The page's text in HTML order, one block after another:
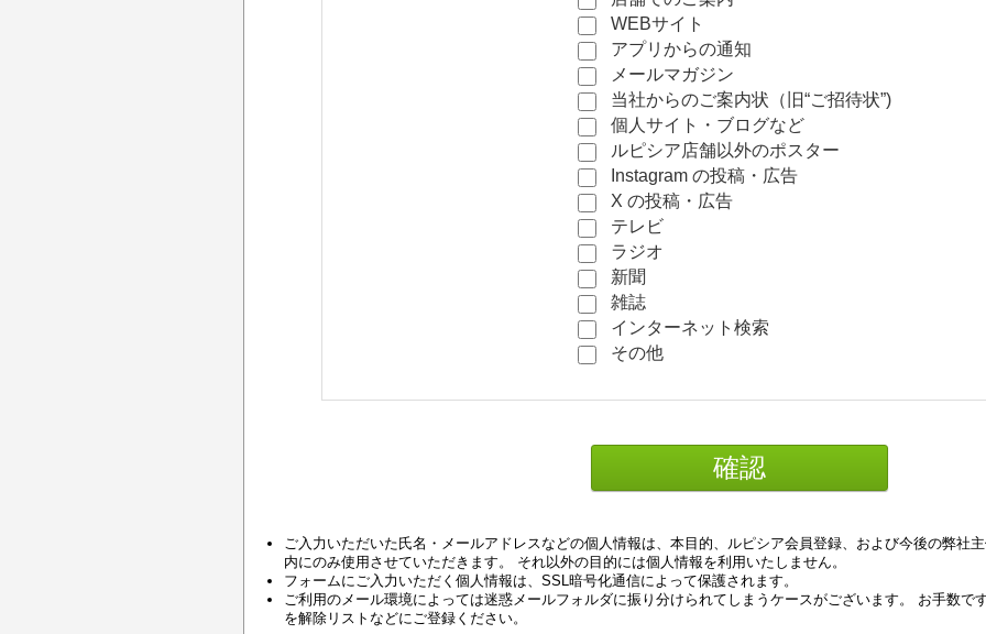
WEBサイト
アプリからの通知
メールマガジン
当社からのご案内状（旧“ご招待状”)
個人サイト・ブログなど
ルピシア店舗以外のポスター
Instagram の投稿・広告
X の投稿・広告
テレビ
ラジオ
新聞
雑誌
インターネット検索
その他
ご入力いただいた氏名・メールアドレスなどの個人情報は、本目的、ルピシア会員登録、および今後の弊社
内にのみ使用させていただきます。 それ以外の目的には個人情報を利用いたしません。
フォームにご入力いただく個人情報は、SSL暗号化通信によって保護されます。
ご利用のメール環境によっては迷惑メールフォルダに振り分けられてしまうケースがございます。 お手数で
を解除リストなどにご登録ください。